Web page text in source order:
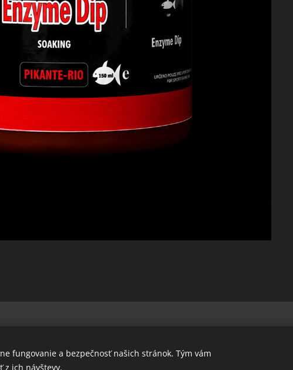
fungovanie a bezpečnosť našich stránok. Tým vám
z ich návštevy.